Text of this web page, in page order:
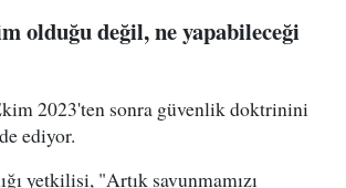
olduğu değil, ne yapabileceği
2023'ten sonra güvenlik doktrinini
ediyor.
yetkilisi, "Artık savunmamızı